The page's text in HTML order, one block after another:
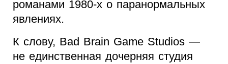
романами 1980-х о паранормальных
явлениях.
К слову, Bad Brain Game Studios —
не единственная дочерняя студия